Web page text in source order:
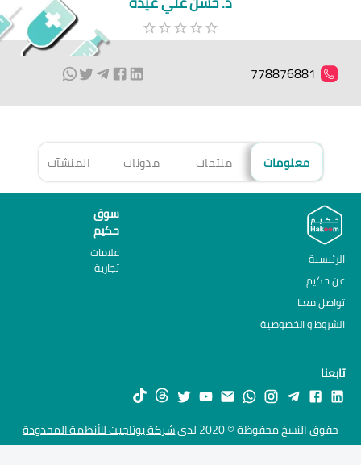
778876881
معلومات منتجات مدونات المنشآت
الرئيسية
عن حكيم
تواصل معنا
الشروط و الخصوصية
سوق
حكيم
علامات
تجارية
تابعنا
حقوق النسخ محفوظة © 2020 لدى شركة يوتاجيت للأنظمة المحدودة